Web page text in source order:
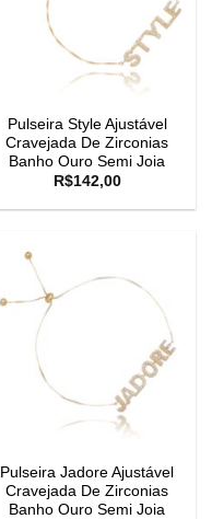
Pulseira Style Ajustável
Cravejada De Zirconias
Banho Ouro Semi Joia
R$142,00
Pulseira Jadore Ajustável
Cravejada De Zirconias
Banho Ouro Semi Joia